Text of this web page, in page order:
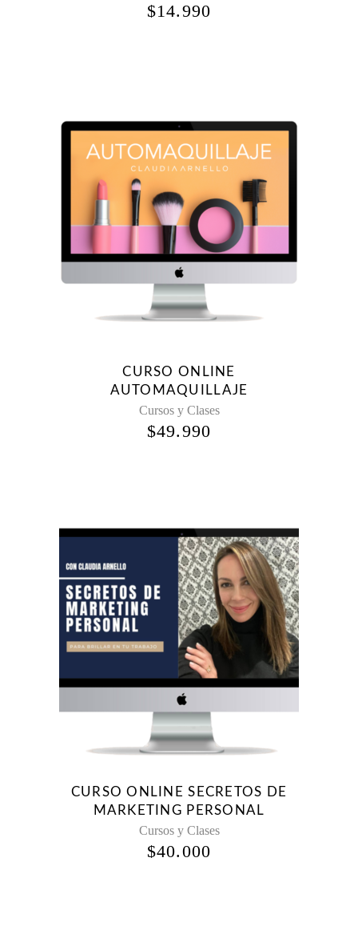
$14.990
CURSO ONLINE
AUTOMAQUILLAJE
Cursos y Clases
$49.990
CURSO ONLINE SECRETOS DE
MARKETING PERSONAL
Cursos y Clases
$40.000